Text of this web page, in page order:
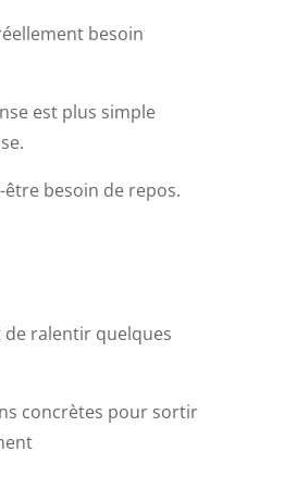
besoin
est plus simple
être besoin de repos.
ralentir quelques
concrètes pour sortir